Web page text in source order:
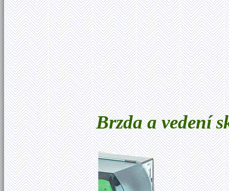
Brzda a vedení